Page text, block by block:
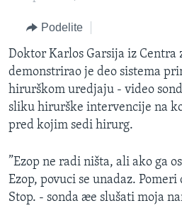
navigaciju
Idi
na
pretragu
BALKAN
GLOBALNE TEME
EKONOMIJA
NAUKA I TEHNOLOGIJA
MEDICINA
DRUŠTVO
SPORT
OTVORENI STUDIO
IZ AMERIKE
Learning English
PRATITE NAS
Podelite
Doktor Karlos Garsija iz Centra
demonstrirao je deo sistema
hirurškom uredjaju - video
sliku hirurške intervencije na
pred kojim sedi hirurg.
”Ezop ne radi ništa, ali ako ga
Ezop, povuci se unadaz. Pomeri
Stop. - sonda æe slušati moja